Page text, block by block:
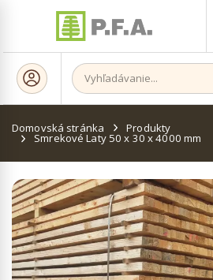
Domovská stránka Produkty
Smrekové Laty 50 x 30 x 4000 mm